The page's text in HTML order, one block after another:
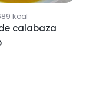
kcal
calabaza